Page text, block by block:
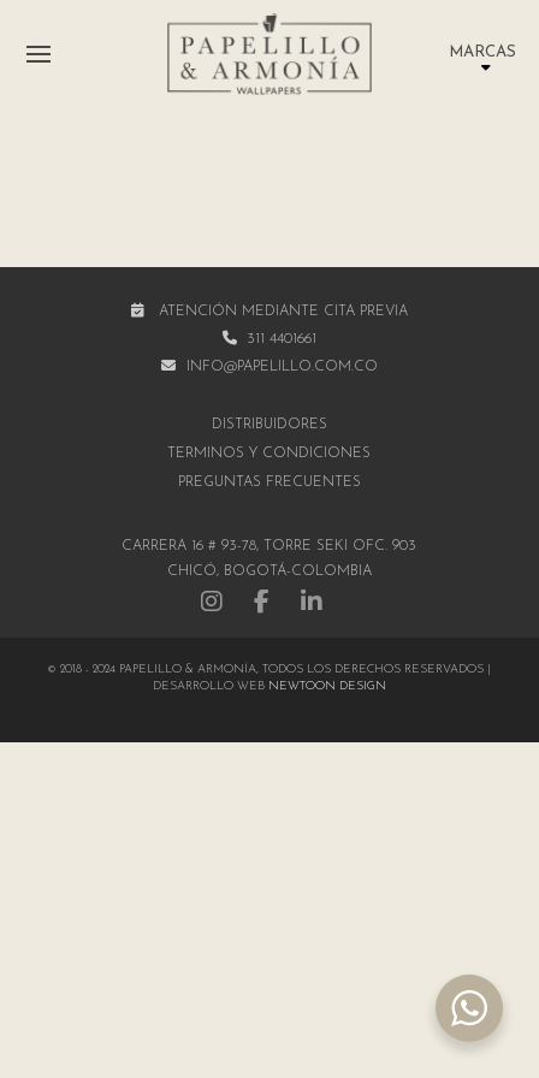
MARCAS
ATENCIÓN MEDIANTE CITA PREVIA
311 4401661
INFO@PAPELILLO.COM.CO
DISTRIBUIDORES
TÉRMINOS Y CONDICIONES
PREGUNTAS FRECUENTES
CARRERA 16 # 93-78, TORRE SEKI OFC. 903
CHICÓ, BOGOTÁ-COLOMBIA
© 2018 - 2024 PAPELILLO & ARMONÍA, TODOS LOS DERECHOS RESERVADOS |
DESARROLLO WEB NEWTOON DESIGN